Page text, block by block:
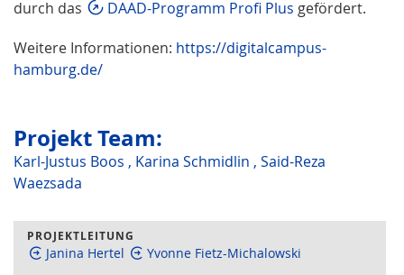
durch das
DAAD-Programm Profi Plus gefördert.
Weitere Informationen: https://digitalcampus-
hamburg.de/
Projekt Team:
Karl-Justus Boos , Karina Schmidlin , Said-Reza
Waezsada
PROJEKTLEITUNG
Janina Hertel Yvonne Fietz-Michalowski